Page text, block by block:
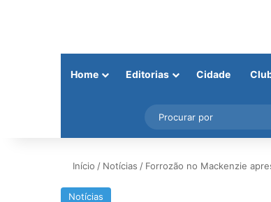
Home Editorias Cidade
Instagram
Barra Lateral
Início / Notícias / Forrozão no Mackenzie
Notícias